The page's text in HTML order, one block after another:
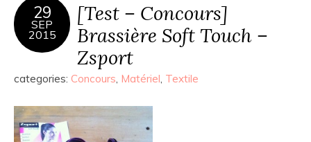
29
SEP
2015
[Test – Concours]
Brassière Soft Touch –
Zsport
categories: Concours, Matériel, Textile